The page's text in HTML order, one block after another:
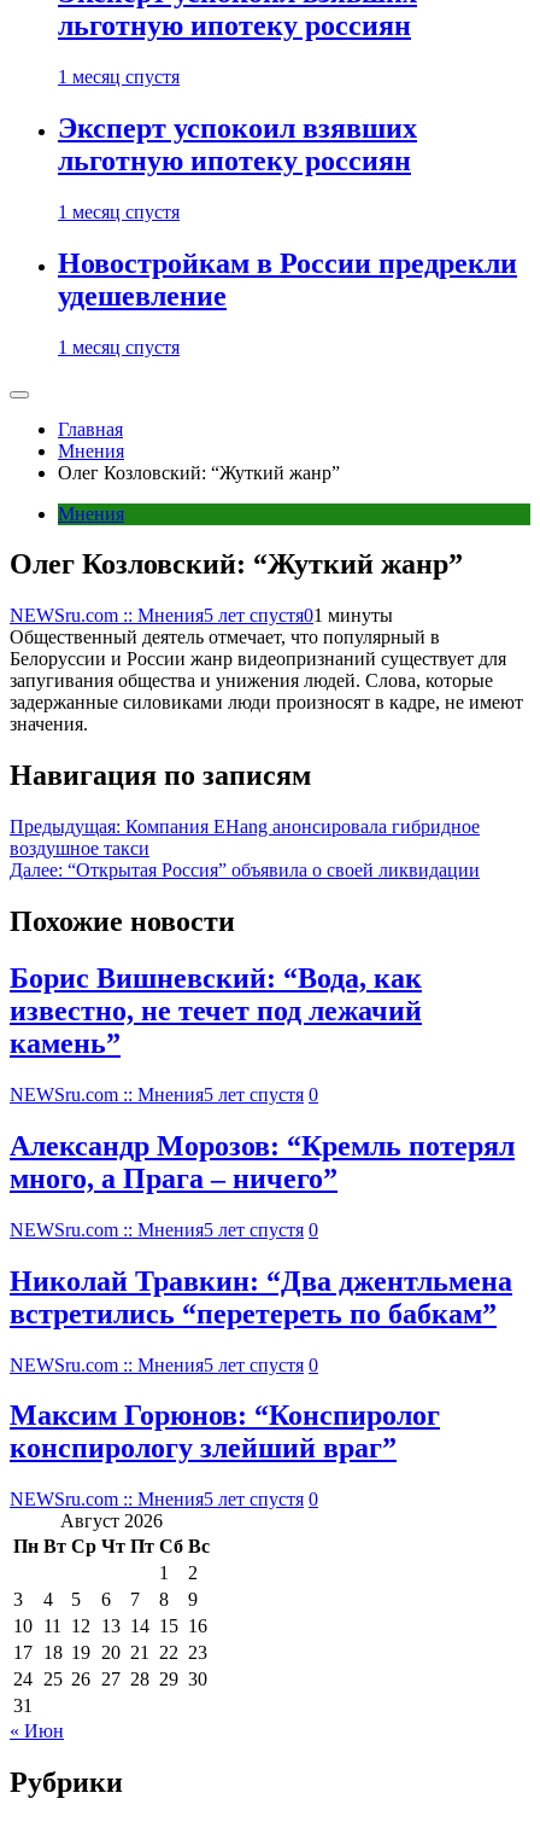
льготную ипотеку россиян
1 месяц спустя
Эксперт успокоил взявших
льготную ипотеку россиян
1 месяц спустя
Новостройкам в России предрекли
удешевление
1 месяц спустя
Главная
Мнения
Олег Козловский: “Жуткий жанр”
Мнения
Олег Козловский: “Жуткий жанр”
NEWSru.com :: Мнения5 лет спустя01 минуты
Общественный деятель отмечает, что популярный в
Белоруссии и России жанр видеопризнаний существует для
запугивания общества и унижения людей. Слова, которые
задержанные силовиками люди произносят в кадре, не имеют
значения.
Навигация по записям
Предыдущая: Компания EHang анонсировала гибридное
воздушное такси
Далее: “Открытая Россия” объявила о своей ликвидации
Похожие новости
Борис Вишневский: “Вода, как
известно, не течет под лежачий
камень”
NEWSru.com :: Мнения5 лет спустя 0
Александр Морозов: “Кремль потерял
много, а Прага – ничего”
NEWSru.com :: Мнения5 лет спустя 0
Николай Травкин: “Два джентльмена
встретились “перетереть по бабкам”
NEWSru.com :: Мнения5 лет спустя 0
Максим Горюнов: “Конспиролог
конспирологу злейший враг”
NEWSru.com :: Мнения5 лет спустя 0
Август 2026
Пн Вт Ср Чт Пт Сб Вс
1
2
3
4 5 6 7 8
9
10 11 12 13 14 15 16
17 18 19 20 21 22 23
24 25 26 27 28 29 30
31
« Июн
Рубрики